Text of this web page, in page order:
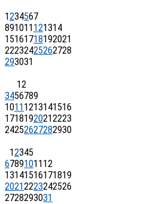
1234567
891011121314
15161718192021
22232425262728
293031
12
3456789
10111213141516
17181920212223
24252627282930
12345
6789101112
13141516171819
20212223242526
2728293031